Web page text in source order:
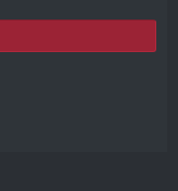
0
t